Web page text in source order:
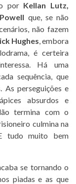
porKellan Lutz,
que, se não
não fazem
Hughes, embora
é certeira
Há uma
sequência, que
As perseguições e
absurdos e
termina com o
culmina na
tudo muito bem
se tornando o
piadas e as que